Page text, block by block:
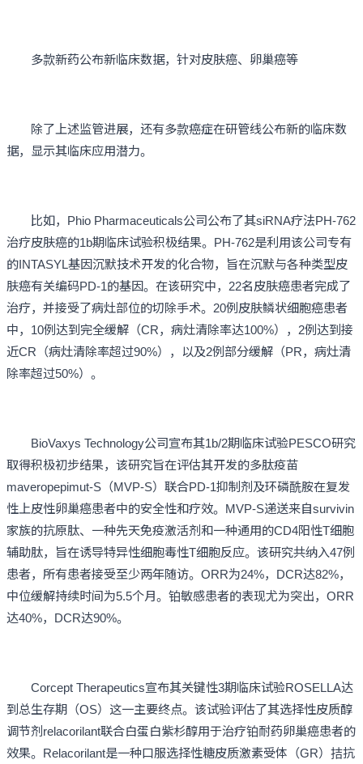
多款新药公布新临床数据，针对皮肤癌、卵巢癌等
除了上述监管进展，还有多款癌症在研管线公布新的临床数
据，显示其临床应用潜力。
比如，Phio Pharmaceuticals公司公布了其siRNA疗法PH-762
治疗皮肤癌的1b期临床试验积极结果。PH-762是利用该公司专有
的INTASYL基因沉默技术开发的化合物，旨在沉默与各种类型皮
肤癌有关编码PD-1的基因。在该研究中，22名皮肤癌患者完成了
治疗，并接受了病灶部位的切除手术。20例皮肤鳞状细胞癌患者
中，10例达到完全缓解（CR，病灶清除率达100%），2例达到接
近CR（病灶清除率超过90%），以及2例部分缓解（PR，病灶清
除率超过50%）。
BioVaxys Technology公司宣布其1b/2期临床试验PESCO研究
取得积极初步结果，该研究旨在评估其开发的多肽疫苗
maveropepimut-S（MVP-S）联合PD-1抑制剂及环磷酰胺在复发
性上皮性卵巢癌患者中的安全性和疗效。MVP-S递送来自survivin
家族的抗原肽、一种先天免疫激活剂和一种通用的CD4阳性T细胞
辅助肽，旨在诱导特异性细胞毒性T细胞反应。该研究共纳入47例
患者，所有患者接受至少两年随访。ORR为24%，DCR达82%，
中位缓解持续时间为5.5个月。铂敏感患者的表现尤为突出，ORR
达40%，DCR达90%。
Corcept Therapeutics宣布其关键性3期临床试验ROSELLA达
到总生存期（OS）这一主要终点。该试验评估了其选择性皮质醇
调节剂relacorilant联合白蛋白紫杉醇用于治疗铂耐药卵巢癌患者的
效果。Relacorilant是一种口服选择性糖皮质激素受体（GR）拮抗